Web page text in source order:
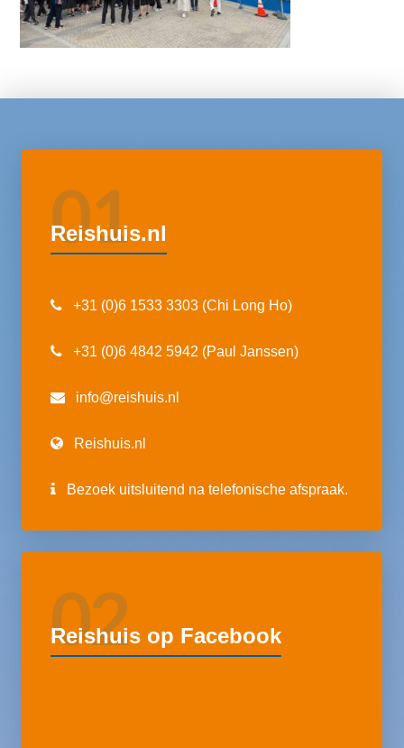
01
Reishuis.nl
+31 (0)6 1533 3303 (Chi Long Ho)
+31 (0)6 4842 5942 (Paul Janssen)
info@reishuis.nl
Reishuis.nl
Bezoek uitsluitend na telefonische afspraak.
02
Reishuis op Facebook